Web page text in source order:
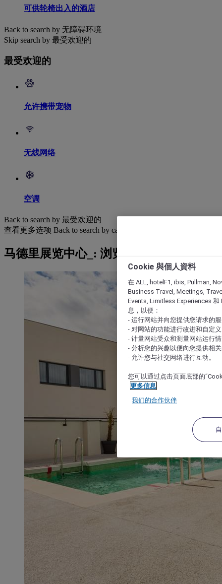
可供轮椅出入的酒店
Back to search by 无障碍环境
Skip search by 最受欢迎的
最受欢迎的
允许携带宠物
无线网络
空调
Back to search by 最受欢迎的
查看更多选项 Back to search by categories
马德里展览中心_: 浏览酒店
Cookie 與個人資料
在 ALL, hotelF1, ibis, Pullman,
Business Travel, Meetings,
Events, Limitless Experiences 和
息，以便：
- 运行网站并向您提供您请求的
- 对网站的功能进行改进和自定义
- 计量网站受众和测量网站运行
- 分析您的兴趣以便向您提供相
- 允许您与社交网络进行互动。
您可以通过点击页面底部的
更多信息
我们的合作伙伴